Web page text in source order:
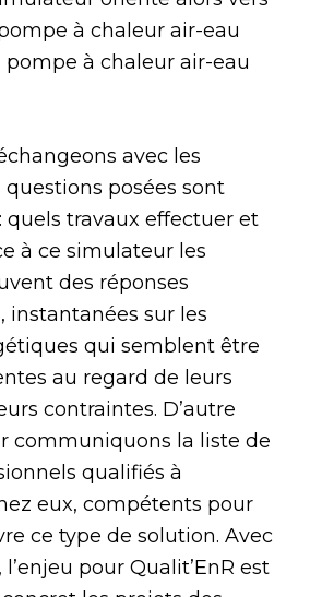
à chaleur air-eau
à chaleur air-eau
avec les
posées sont
quels travaux effectuer et
à ce simulateur les
des réponses
instantanées sur les
qui semblent être
au regard de leurs
contraintes. D’autre
communiquons la liste de
qualifiés à
eux, compétents pour
ce type de solution. Avec
pour Qualit’EnR est